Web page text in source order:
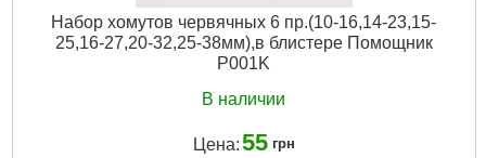
Набор хомутов червячных 6 пр.(10-16,14-23,15-
25,16-27,20-32,25-38мм),в блистере Помощник
P001K
В наличии
Цена:55 грн